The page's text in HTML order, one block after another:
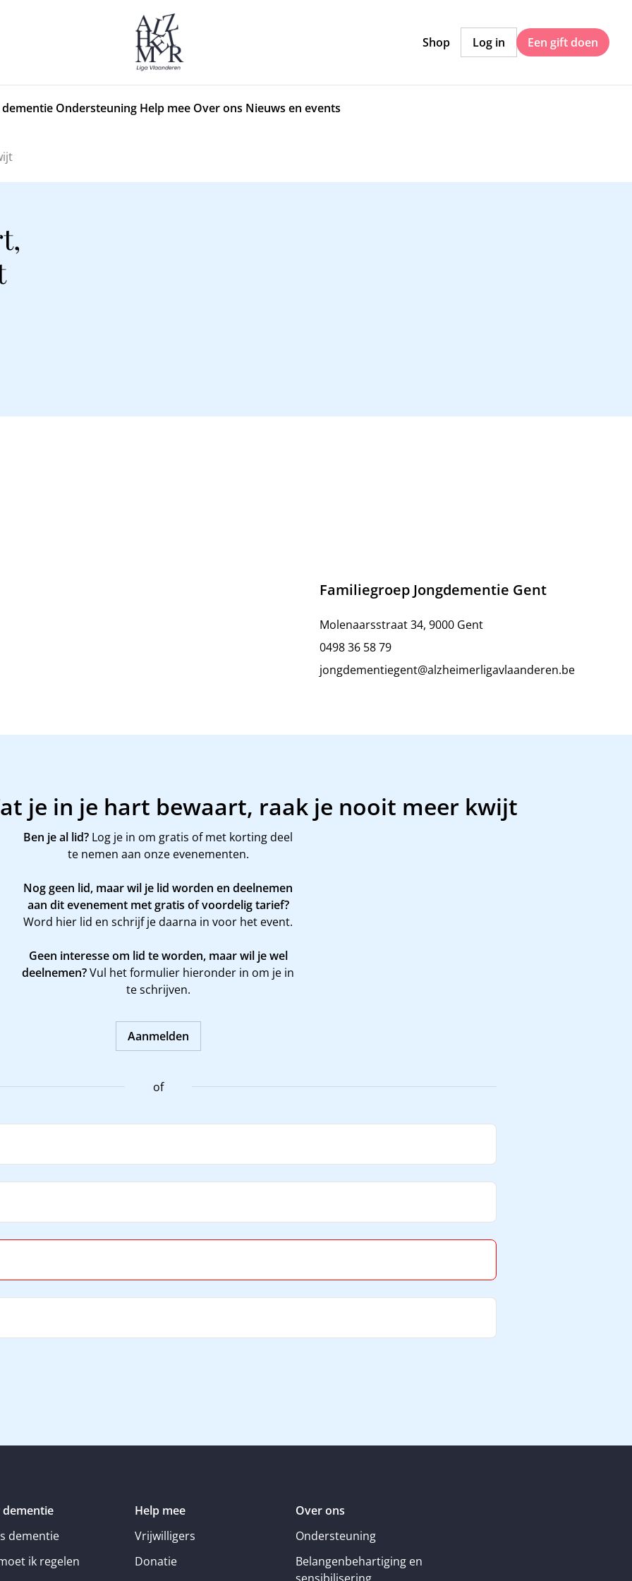
Shop Log in Een gift doen
Ondersteuning Help mee Over ons Nieuws en events
Familiegroep Jongdementie Gent
Molenaarsstraat 34, 9000 Gent
0498 36 58 79
jongdementiegent@alzheimerligavlaanderen.be
je in je hart bewaart, raak je nooit meer kwijt
Ben je al lid? Log je in om gratis of met korting deel
te nemen aan onze evenementen.
Nog geen lid, maar wil je lid worden en deelnemen
aan dit evenement met gratis of voordelig tarief?
Word hier lid en schrijf je daarna in voor het event.
Geen interesse om lid te worden, maar wil je wel
deelnemen?Vul het formulier hieronder in om je in
te schrijven.
Aanmelden
of
dementie
dementie
ik regelen
Help mee
Vrijwilligers
Donatie
Over ons
Ondersteuning
Belangenbehartiging en
sensibilisering